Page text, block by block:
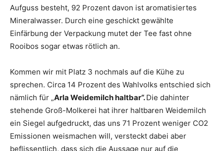
Aufguss besteht, 92 Prozent davon ist aromatisiertes
Mineralwasser. Durch eine geschickt gewählte
Einfärbung der Verpackung mutet der Tee fast ohne
Rooibos sogar etwas rötlich an.
Kommen wir mit Platz 3 nochmals auf die Kühe zu
sprechen. Circa 14 Prozent des Wahlvolks entschied sich
nämlich für „Arla Weidemilch haltbar“.Die dahinter
stehende Groß-Molkerei hat ihrer haltbaren Weidemilch
ein Siegel aufgedruckt, das uns 71 Prozent weniger CO2
Emissionen weismachen will, versteckt dabei aber
beflissentlich, dass sich die Aussage nur auf die